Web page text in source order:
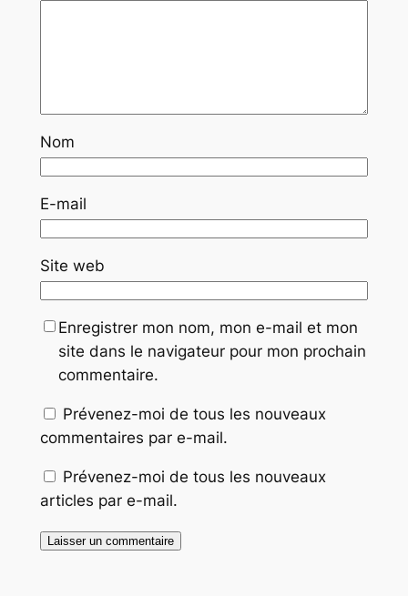
Nom
E-mail
Site web
Enregistrer mon nom, mon e-mail et mon
site dans le navigateur pour mon prochain
commentaire.
Prévenez-moi de tous les nouveaux
commentaires par e-mail.
Prévenez-moi de tous les nouveaux
articles par e-mail.